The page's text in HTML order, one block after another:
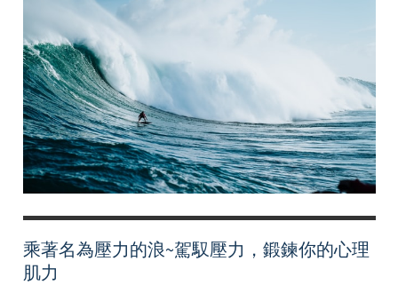
低
潮，
強
化
你
的
心
理
韌
性
乘著名為壓力的浪~駕馭壓力，鍛鍊你的心理
肌力